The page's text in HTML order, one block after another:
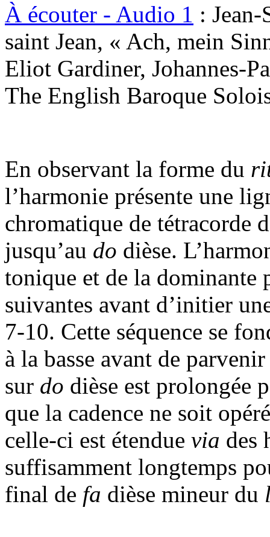
À écouter - Audio 1 :
saint Jean, « Ach, mein
Eliot Gardiner, Johannes-
The English Baroque
En observant la forme du
l’harmonie présente une
chromatique de tétracorde
jusqu’au do dièse.
tonique et de la dominante
suivantes avant d’initier
7-10. Cette séquence se
à la basse avant de
sur do dièse est prolongée
que la cadence ne soit
celle-ci est étendue via des
suffisamment longtemps
final de fa dièse mineur du